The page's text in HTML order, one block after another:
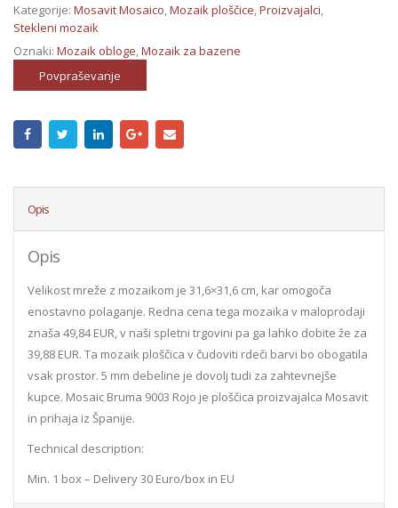
Kategorije: Mosavit Mosaico,Mozaik ploščice,Proizvajalci,
Stekleni mozaik
Oznaki: Mozaik obloge,Mozaik za bazene
Povpraševanje
Opis
Opis
Velikost mreže z mozaikom je 31,6×31,6 cm, kar omogoča
enostavno polaganje. Redna cena tega mozaika v maloprodaji
znaša 49,84 EUR, v naši spletni trgovini pa ga lahko dobite že za
39,88 EUR. Ta mozaik ploščica v čudoviti rdeči barvi bo obogatila
vsak prostor. 5 mm debeline je dovolj tudi za zahtevnejše
kupce. Mosaic Bruma 9003 Rojo je ploščica proizvajalca Mosavit
in prihaja iz Španije.
Technical description:
Min. 1 box – Delivery 30 Euro/box in EU